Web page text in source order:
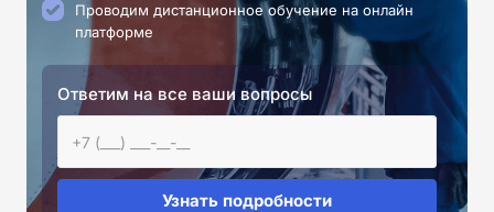
Проводим дистанционное обучение на онлайн
платформе
Ответим на все ваши вопросы
Узнать подробности